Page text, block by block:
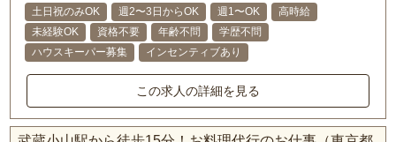
土日祝のみOK 週2〜3日からOK 週1〜OK
高時給
未経験OK
資格不要 年齢不問
学歴不問
ハウスキーパー募集
インセンティブあり
この求人の詳細を見る